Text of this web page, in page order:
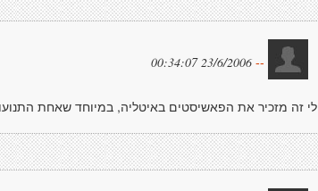
--
23/6/2006 00:34:07
לי זה מזכיר את הפאשיסטים באיטליה, במיוחד שאחת